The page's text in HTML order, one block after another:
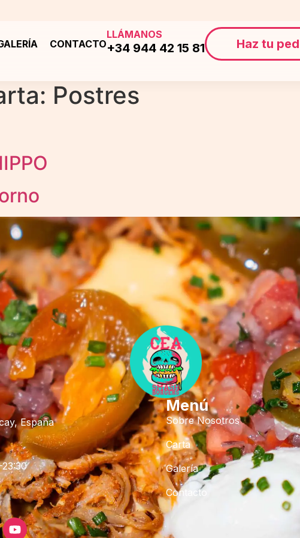
CONTACTO
LLÁMANOS
+34 944 42 15 81 Haz tu
Postres
España
Menú
Sobre Nosotros
Carta
Galería
Contacto